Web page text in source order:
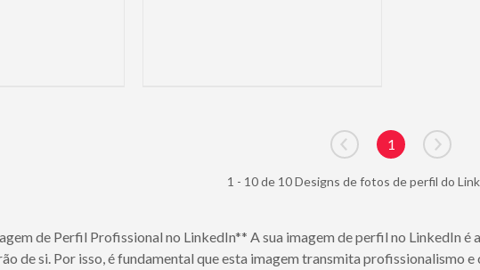
Go to previous page
1
Go to
1 - 10 de 10 Designs de fotos de perfil do
de Perfil Profissional no LinkedIn** A sua imagem de perfil no LinkedIn
de si. Por isso, é fundamental que esta imagem transmita profissionalismo